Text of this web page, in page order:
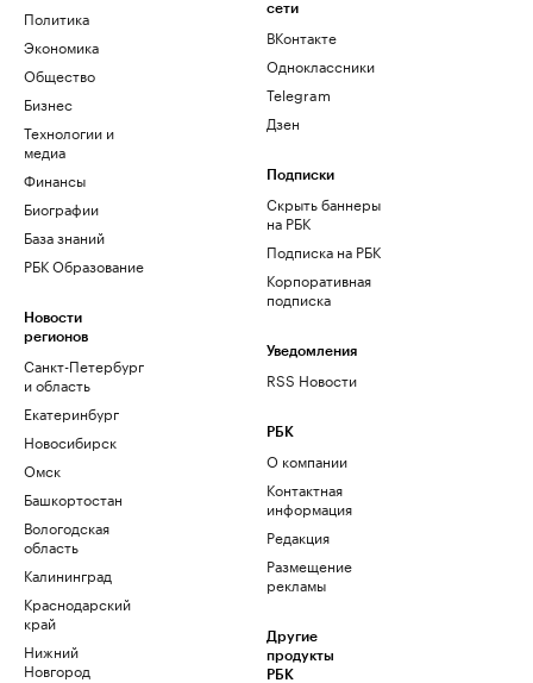
Политика
Экономика
Общество
Бизнес
Технологии и
медиа
Финансы
Биографии
База знаний
РБК Образование
Новости
регионов
Санкт-Петербург
и область
Екатеринбург
Новосибирск
Омск
Башкортостан
Вологодская
область
Калининград
Краснодарский
край
Нижний
Новгород
сети
ВКонтакте
Одноклассники
Telegram
Дзен
Подписки
Скрыть баннеры
на РБК
Подписка на РБК
Корпоративная
подписка
Уведомления
RSS Новости
РБК
О компании
Контактная
информация
Редакция
Размещение
рекламы
Другие
продукты
РБК